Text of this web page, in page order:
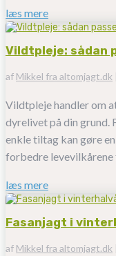
læs mere
Vildtpleje: sådan
af Mikkel fra altomjagt.dk
Vildtpleje handler om
dyrelivet på din grund.
enkle tiltag kan gøre
forbedre
læs mere
Fasanjagt i
af Mikkel fra altomjagt.dk